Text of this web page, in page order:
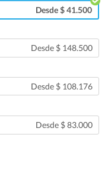
Desde $ 41.500
Desde $ 148.500
Desde $ 108.176
Desde $ 83.000